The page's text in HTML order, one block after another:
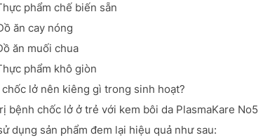
phẩm chế biến sẵn
ăn cay nóng
ăn muối chua
phẩm khô giòn
lở nên kiêng gì trong sinh hoạt?
bệnh chốc lở ở trẻ với kem bôi da PlasmaKare No5
dụng sản phẩm đem lại hiệu quả như sau: